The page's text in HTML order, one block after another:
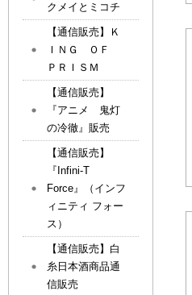
クメイとミコチ
【通信販売】Ｋ
ＩＮＧ ＯＦ
ＰＲＩＳＭ
【通信販売】
『アニメ 鬼灯
の冷徹』販売
【通信販売】
『Infini-T
Force』（インフ
ィニティ フォー
ス）
【通信販売】白
糸日本酒商品通
信販売